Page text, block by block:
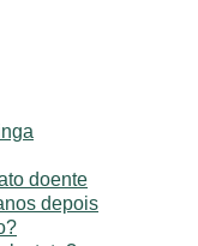
doente
depois